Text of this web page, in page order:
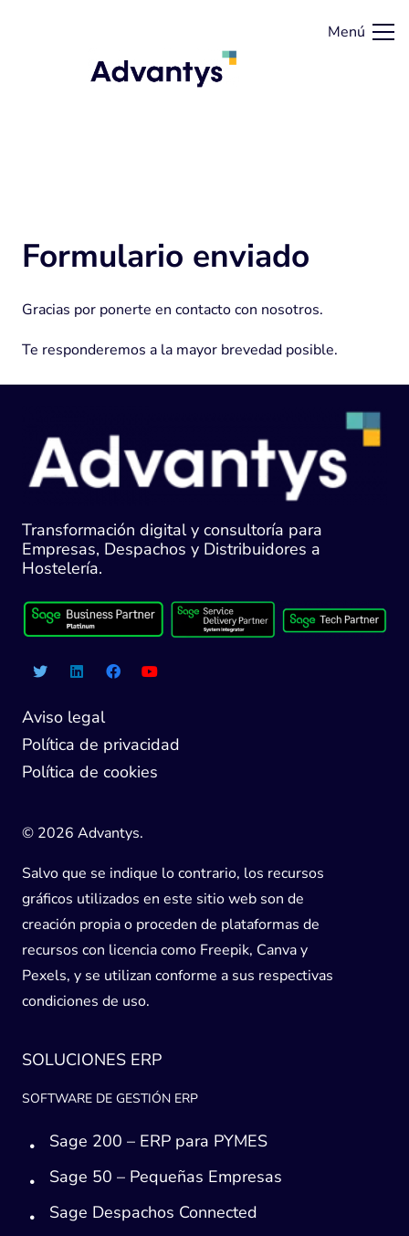
Menú
Formulario enviado
Gracias por ponerte en contacto con nosotros.
Te responderemos a la mayor brevedad posible.
Transformación digital y consultoría para
Empresas, Despachos y Distribuidores a
Hostelería.
Aviso legal
Política de privacidad
Política de cookies
© 2026 Advantys.
Salvo que se indique lo contrario, los recursos
gráficos utilizados en este sitio web son de
creación propia o proceden de plataformas de
recursos con licencia como Freepik, Canva y
Pexels, y se utilizan conforme a sus respectivas
condiciones de uso.
SOLUCIONES ERP
SOFTWARE DE GESTIÓN ERP
Sage 200 – ERP para PYMES
Sage 50 – Pequeñas Empresas
Sage Despachos Connected